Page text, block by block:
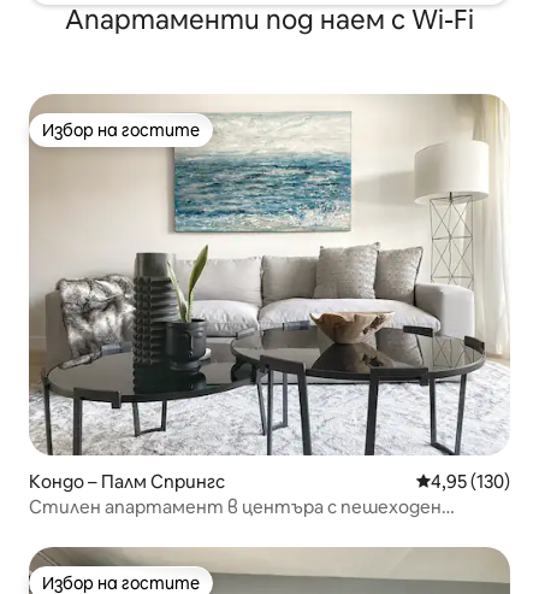
Апартаменти под наем с Wi-Fi
Избор на гостите
Избор на гостите
Кондо – Палм Спрингс Средна
4,95 (130)
Стилен апартамент в центъра с пешеходен
Избор на гостите